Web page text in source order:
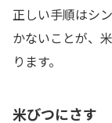
正しい手順はシ
かないことが、
ります。
米びつにさす